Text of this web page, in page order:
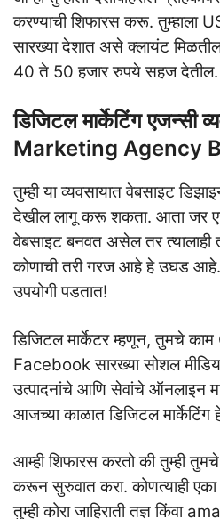
करण्याची शिफारस करू. तुम्हाला
सारख्या देशात असे क्लायंट
40 ते 50 हजार रुपये सहज देतील.
डिजिटल मार्केटिंग एजन्सी
Marketing Agency
तुम्ही या व्यवसायात वेबसाइट
देखील लागू करू शकता. आता जर
वेबसाइट बनवत असेल तर त्यालाही
कोणाची तरी गरज आहे हे उघड आहे.
उपयोगी पडतात!
डिजिटल मार्केटर म्हणून, तुमचे
Facebook सारख्या सोशल मीडिया
उत्पादनांचे आणि सेवांचे ऑनलाइन
आजच्या काळात डिजिटल मार्केटिंग
आम्ही शिफारस करतो की तुम्ही तुमचे
करून सुरुवात करा. कोणत्याही एका
तुम्ही कोरा जाहिराती तज्ञ किंवा